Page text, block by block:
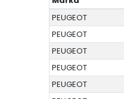
PEUGEOT
PEUGEOT
PEUGEOT
PEUGEOT
PEUGEOT
PEUGEOT